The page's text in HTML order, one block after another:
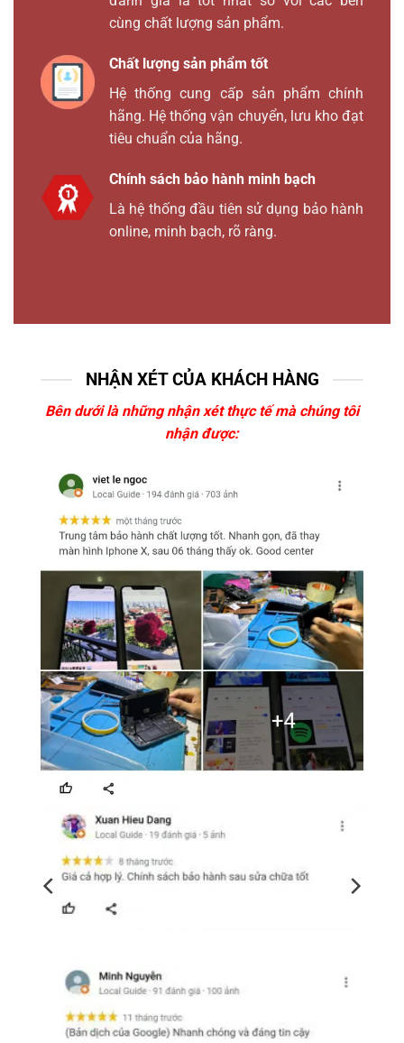
cùng chất lượng sản phẩm.
Chất lượng sản phẩm tốt
Hệ thống cung cấp sản phẩm chính
hãng. Hệ thống vận chuyển, lưu kho đạt
tiêu chuẩn của hãng.
Chính sách bảo hành minh bạch
Là hệ thống đầu tiên sử dụng bảo hành
online, minh bạch, rõ ràng.
NHẬN XÉT CỦA KHÁCH HÀNG
Bên dưới là những nhận xét thực tế mà chúng tôi
nhận được: